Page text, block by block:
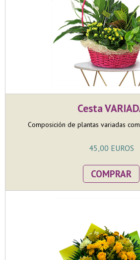
Cesta
Composición de plantas variadas
45,00 EUROS
COMPRAR